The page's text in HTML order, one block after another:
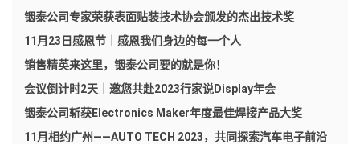
铟泰公司专家荣获表面贴装技术协会颁发的杰出技术奖
11月23日感恩节｜感恩我们身边的每一个人
销售精英来这里，铟泰公司要的就是你！
会议倒计时2天｜邀您共赴2023行家说Display年会
铟泰公司斩获Electronics Maker年度最佳焊接产品大奖
11月相约广州——AUTO TECH 2023，共同探索汽车电子前沿